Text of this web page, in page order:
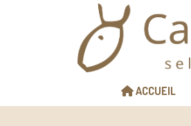
ACCUEIL
Panneau de gestion des cookies